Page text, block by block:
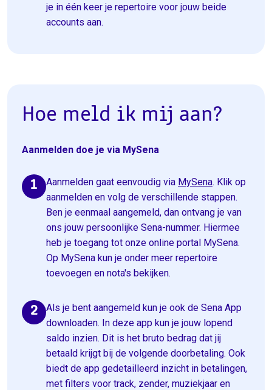
je in één keer je repertoire voor jouw beide
accounts aan.
Hoe meld ik mij aan?
Aanmelden doe je via MySena
Aanmelden gaat eenvoudig via MySena. Klik op
aanmelden en volg de verschillende stappen.
Ben je eenmaal aangemeld, dan ontvang je van
ons jouw persoonlijke Sena-nummer. Hiermee
heb je toegang tot onze online portal MySena.
Op MySena kun je onder meer repertoire
toevoegen en nota's bekijken.
Als je bent aangemeld kun je ook de Sena App
downloaden. In deze app kun je jouw lopend
saldo inzien. Dit is het bruto bedrag dat jij
betaald krijgt bij de volgende doorbetaling. Ook
biedt de app gedetailleerd inzicht in betalingen,
met filters voor track, zender, muziekjaar en